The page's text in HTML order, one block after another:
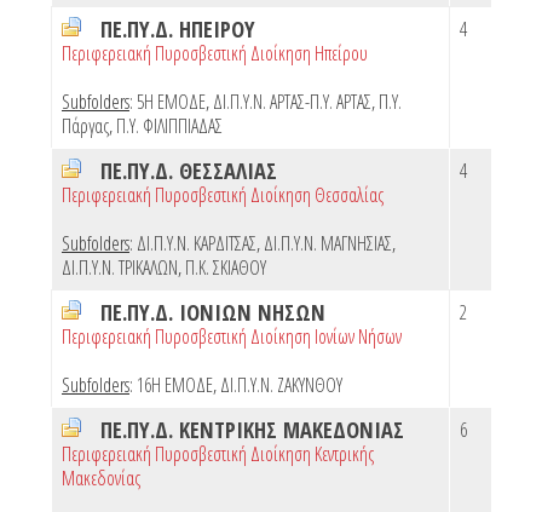
ΠΕ.ΠΥ.Δ. ΗΠΕΙΡΟΥ
Περιφερειακή Πυροσβεστική Διοίκηση Ηπείρου
Subfolders: 5Η ΕΜΟΔΕ,ΔΙ.Π.Υ.Ν. ΑΡΤΑΣ-Π.Υ. ΑΡΤΑΣ,Π.Υ.
Πάργας,Π.Υ. ΦΙΛΙΠΠΙΑΔΑΣ
4
ΠΕ.ΠΥ.Δ. ΘΕΣΣΑΛΙΑΣ
Περιφερειακή Πυροσβεστική Διοίκηση Θεσσαλίας
Subfolders: ΔΙ.Π.Υ.Ν. ΚΑΡΔΙΤΣΑΣ,ΔΙ.Π.Υ.Ν. ΜΑΓΝΗΣΙΑΣ,
ΔΙ.Π.Υ.Ν. ΤΡΙΚΑΛΩΝ,Π.Κ. ΣΚΙΑΘΟΥ
4
ΠΕ.ΠΥ.Δ. ΙΟΝΙΩΝ ΝΗΣΩΝ
Περιφερειακή Πυροσβεστική Διοίκηση Ιονίων Νήσων
Subfolders: 16Η ΕΜΟΔΕ,ΔΙ.Π.Υ.Ν. ΖΑΚΥΝΘΟΥ
2
ΠΕ.ΠΥ.Δ. ΚΕΝΤΡΙΚΗΣ ΜΑΚΕΔΟΝΙΑΣ
Περιφερειακή Πυροσβεστική Διοίκηση Κεντρικής
Μακεδονίας
6